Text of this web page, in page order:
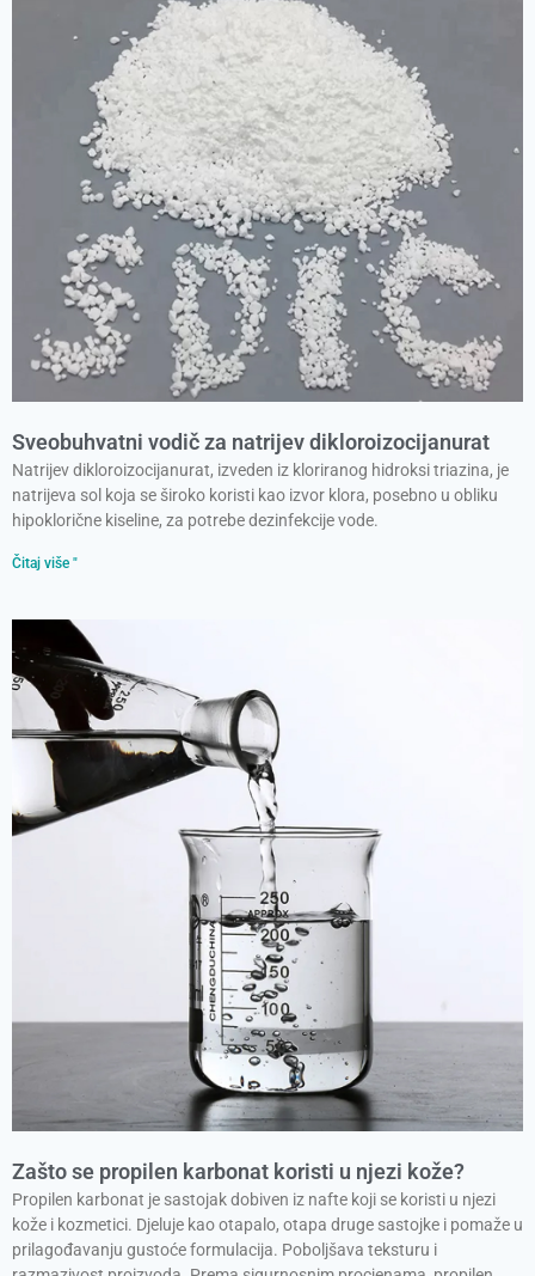
Sveobuhvatni vodič za natrijev dikloroizocijanurat
Natrijev dikloroizocijanurat, izveden iz kloriranog hidroksi triazina, je
natrijeva sol koja se široko koristi kao izvor klora, posebno u obliku
hipoklorične kiseline, za potrebe dezinfekcije vode.
Čitaj više "
Zašto se propilen karbonat koristi u njezi kože?
Propilen karbonat je sastojak dobiven iz nafte koji se koristi u njezi
kože i kozmetici. Djeluje kao otapalo, otapa druge sastojke i pomaže u
prilagođavanju gustoće formulacija. Poboljšava teksturu i